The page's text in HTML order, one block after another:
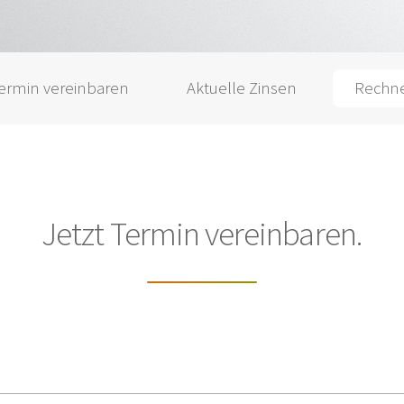
vereinbaren Aktuelle Zinsen
Jetzt Termin vereinbaren.